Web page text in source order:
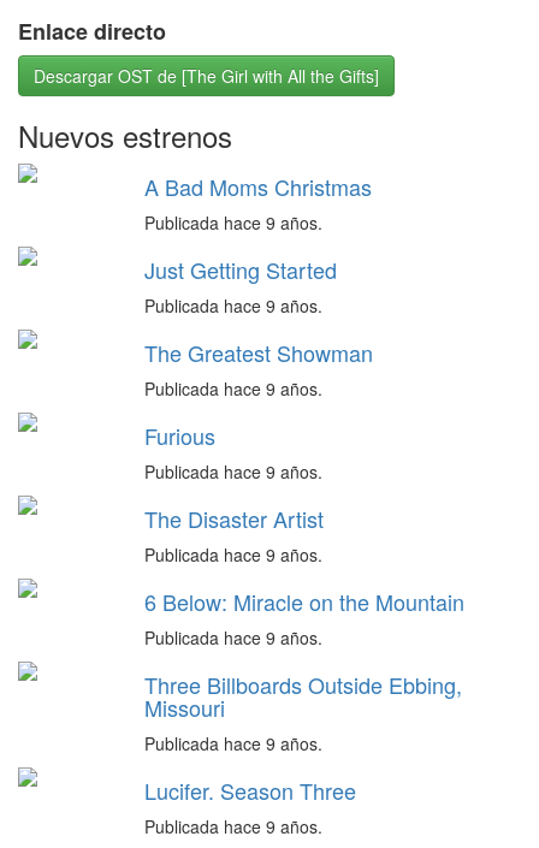
Enlace directo
Descargar OST de [The Girl with All the Gifts]
Nuevos estrenos
A Bad Moms Christmas
Publicada hace 9 años.
Just Getting Started
Publicada hace 9 años.
The Greatest Showman
Publicada hace 9 años.
Furious
Publicada hace 9 años.
The Disaster Artist
Publicada hace 9 años.
6 Below: Miracle on the Mountain
Publicada hace 9 años.
Three Billboards Outside Ebbing,
Missouri
Publicada hace 9 años.
Lucifer. Season Three
Publicada hace 9 años.